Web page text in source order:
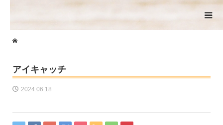
アイキャッチ
2024.06.18